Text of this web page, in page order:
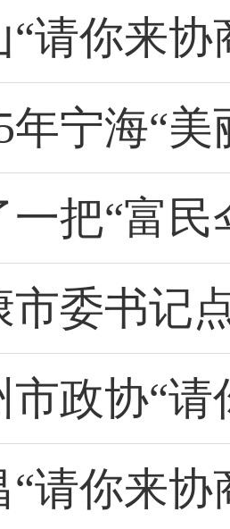
“请你来
年宁海“
一把“富
市委书记
市政协“
“请你来